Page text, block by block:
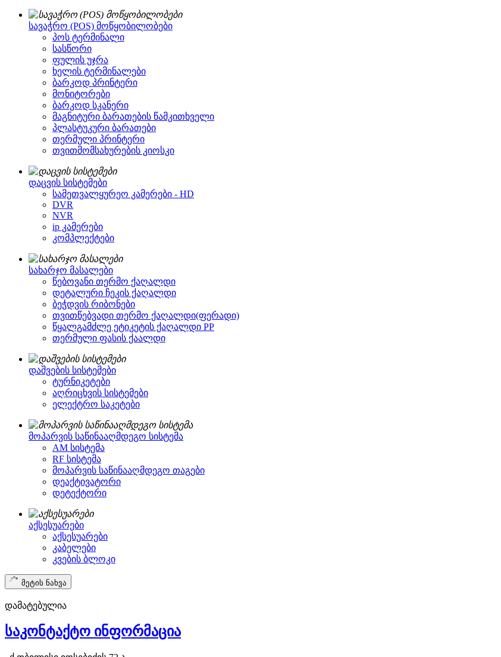
სავაჭრო (POS) მოწყობილობები
პოს ტერმინალი
სასწორი
ფულის უჯრა
ხელის ტერმინალები
ბარკოდ პრინტერი
მონიტორები
ბარკოდ სკანერი
მაგნიტური ბარათების წამკითხველი
პლასტუკური ბარათები
თერმული პრინტერი
თვითმომსახურების კიოსკი
დაცვის სისტემები
სამეთვალყურეო კამერები - HD
DVR
NVR
ip კამერები
კომპლექტები
სახარჯო მასალები
წებოვანი თერმო ქაღალდი
დეტალური ჩეკის ქაღალდი
ბეჭდვის რიბონები
თვითწებვადი თერმო ქაღალდი(ფერადი)
წყალგამძლე ეტიკეტის ქაღალდი PP
თერმული ფასის ქაალდი
დაშვების სისტემები
ტურნიკეტები
აღრიცხვის სისტემები
ელექტრო საკეტები
მოპარვის საწინააღმდეგო სისტემა
AM სისტემა
RF სისტემა
მოპარვის საწინააღმდეგო თაგები
დეაქტივატორი
დეტექტორი
აქსესუარები
აქსესუარები
კაბელები
კვების ბლოკი
მეტის ნახვა
დამატებულია
საკონტაქტო ინფორმაცია